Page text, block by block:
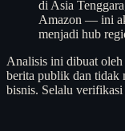
di Asia
Amazon — ini
menjadi hub
Analisis ini dibuat oleh
berita publik dan tidak
bisnis. Selalu